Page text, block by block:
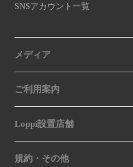
SNSアカウント一覧
メディア
ご利用案内
Loppi設置店舗
規約・その他